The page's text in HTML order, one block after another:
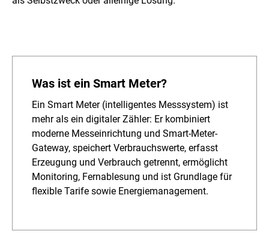
Was ist ein Smart Meter?
Ein Smart Meter (intelligentes Messsystem) ist
mehr als ein digitaler Zähler: Er kombiniert
moderne Messeinrichtung und Smart-Meter-
Gateway, speichert Verbrauchswerte, erfasst
Erzeugung und Verbrauch getrennt, ermöglicht
Monitoring, Fernablesung und ist Grundlage für
flexible Tarife sowie Energiemanagement.